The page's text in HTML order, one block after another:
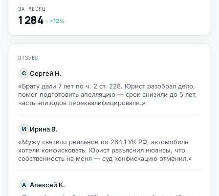
ЗА МЕСЯЦ
1 284 +12%
ОТЗЫВЫ
С Сергей Н.
«Брату дали 7 лет по ч. 2 ст. 228. Юрист разобрал дело,
помог подготовить апелляцию — срок снизили до 5 лет,
часть эпизодов переквалифицировали.»
И
Ирина В.
«Мужу светило реальное по 264.1 УК РФ, автомобиль
хотели конфисковать. Юрист разъяснил нюансы, что
собственность на меня — суд конфискацию отменил.»
А Алексей К.